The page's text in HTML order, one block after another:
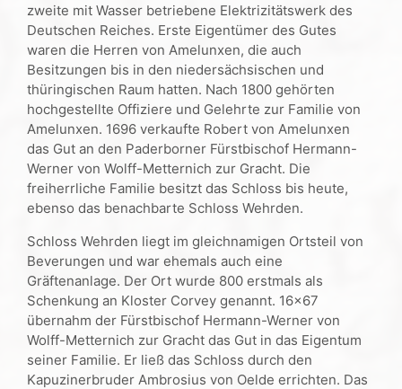
zweite mit Wasser betriebene Elektrizitätswerk des
Deutschen Reiches. Erste Eigentümer des Gutes
waren die Herren von Amelunxen, die auch
Besitzungen bis in den niedersächsischen und
thüringischen Raum hatten. Nach 1800 gehörten
hochgestellte Offiziere und Gelehrte zur Familie von
Amelunxen. 1696 verkaufte Robert von Amelunxen
das Gut an den Paderborner Fürstbischof Hermann-
Werner von Wolff-Metternich zur Gracht. Die
freiherrliche Familie besitzt das Schloss bis heute,
ebenso das benachbarte Schloss Wehrden.
Schloss Wehrden liegt im gleichnamigen Ortsteil von
Beverungen und war ehemals auch eine
Gräftenanlage. Der Ort wurde 800 erstmals als
Schenkung an Kloster Corvey genannt. 16×67
übernahm der Fürstbischof Hermann-Werner von
Wolff-Metternich zur Gracht das Gut in das Eigentum
seiner Familie. Er ließ das Schloss durch den
Kapuzinerbruder Ambrosius von Oelde errichten. Das